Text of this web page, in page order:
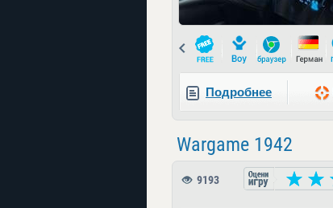
Prev
Подробнее
Wargame 1942
9193